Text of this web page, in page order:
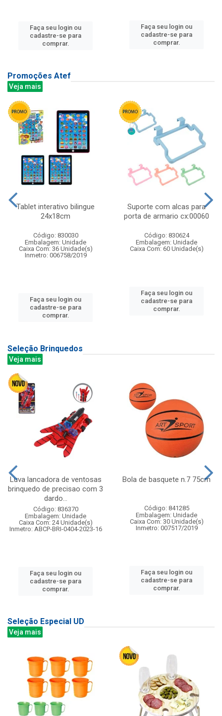
Faça seu login ou
cadastre-se para
comprar.
Faça seu login ou
cadastre-se para
comprar.
Promoções Atef
Veja mais
Tablet interativo bilingue
24x18cm
Código: 830030
Embalagem: Unidade
Caixa Com: 36 Unidade(s)
Inmetro: 006758/2019
Faça seu login ou
cadastre-se para
comprar.
Suporte com alcas para
porta de armario cx:00060
Código: 830624
Embalagem: Unidade
Caixa Com: 60 Unidade(s)
Faça seu login ou
cadastre-se para
comprar.
Seleção Brinquedos
Veja mais
Luva lancadora de ventosas
brinquedo de precisao com 3
dardo...
Código: 836370
Embalagem: Unidade
Caixa Com: 24 Unidade(s)
Inmetro: ABCP-BRI-0404-2023-16
Faça seu login ou
cadastre-se para
comprar.
Bola de basquete n.7 75cm
Código: 841285
Embalagem: Unidade
Caixa Com: 30 Unidade(s)
Inmetro: 007517/2019
Faça seu login ou
cadastre-se para
comprar.
Seleção Especial UD
Veja mais